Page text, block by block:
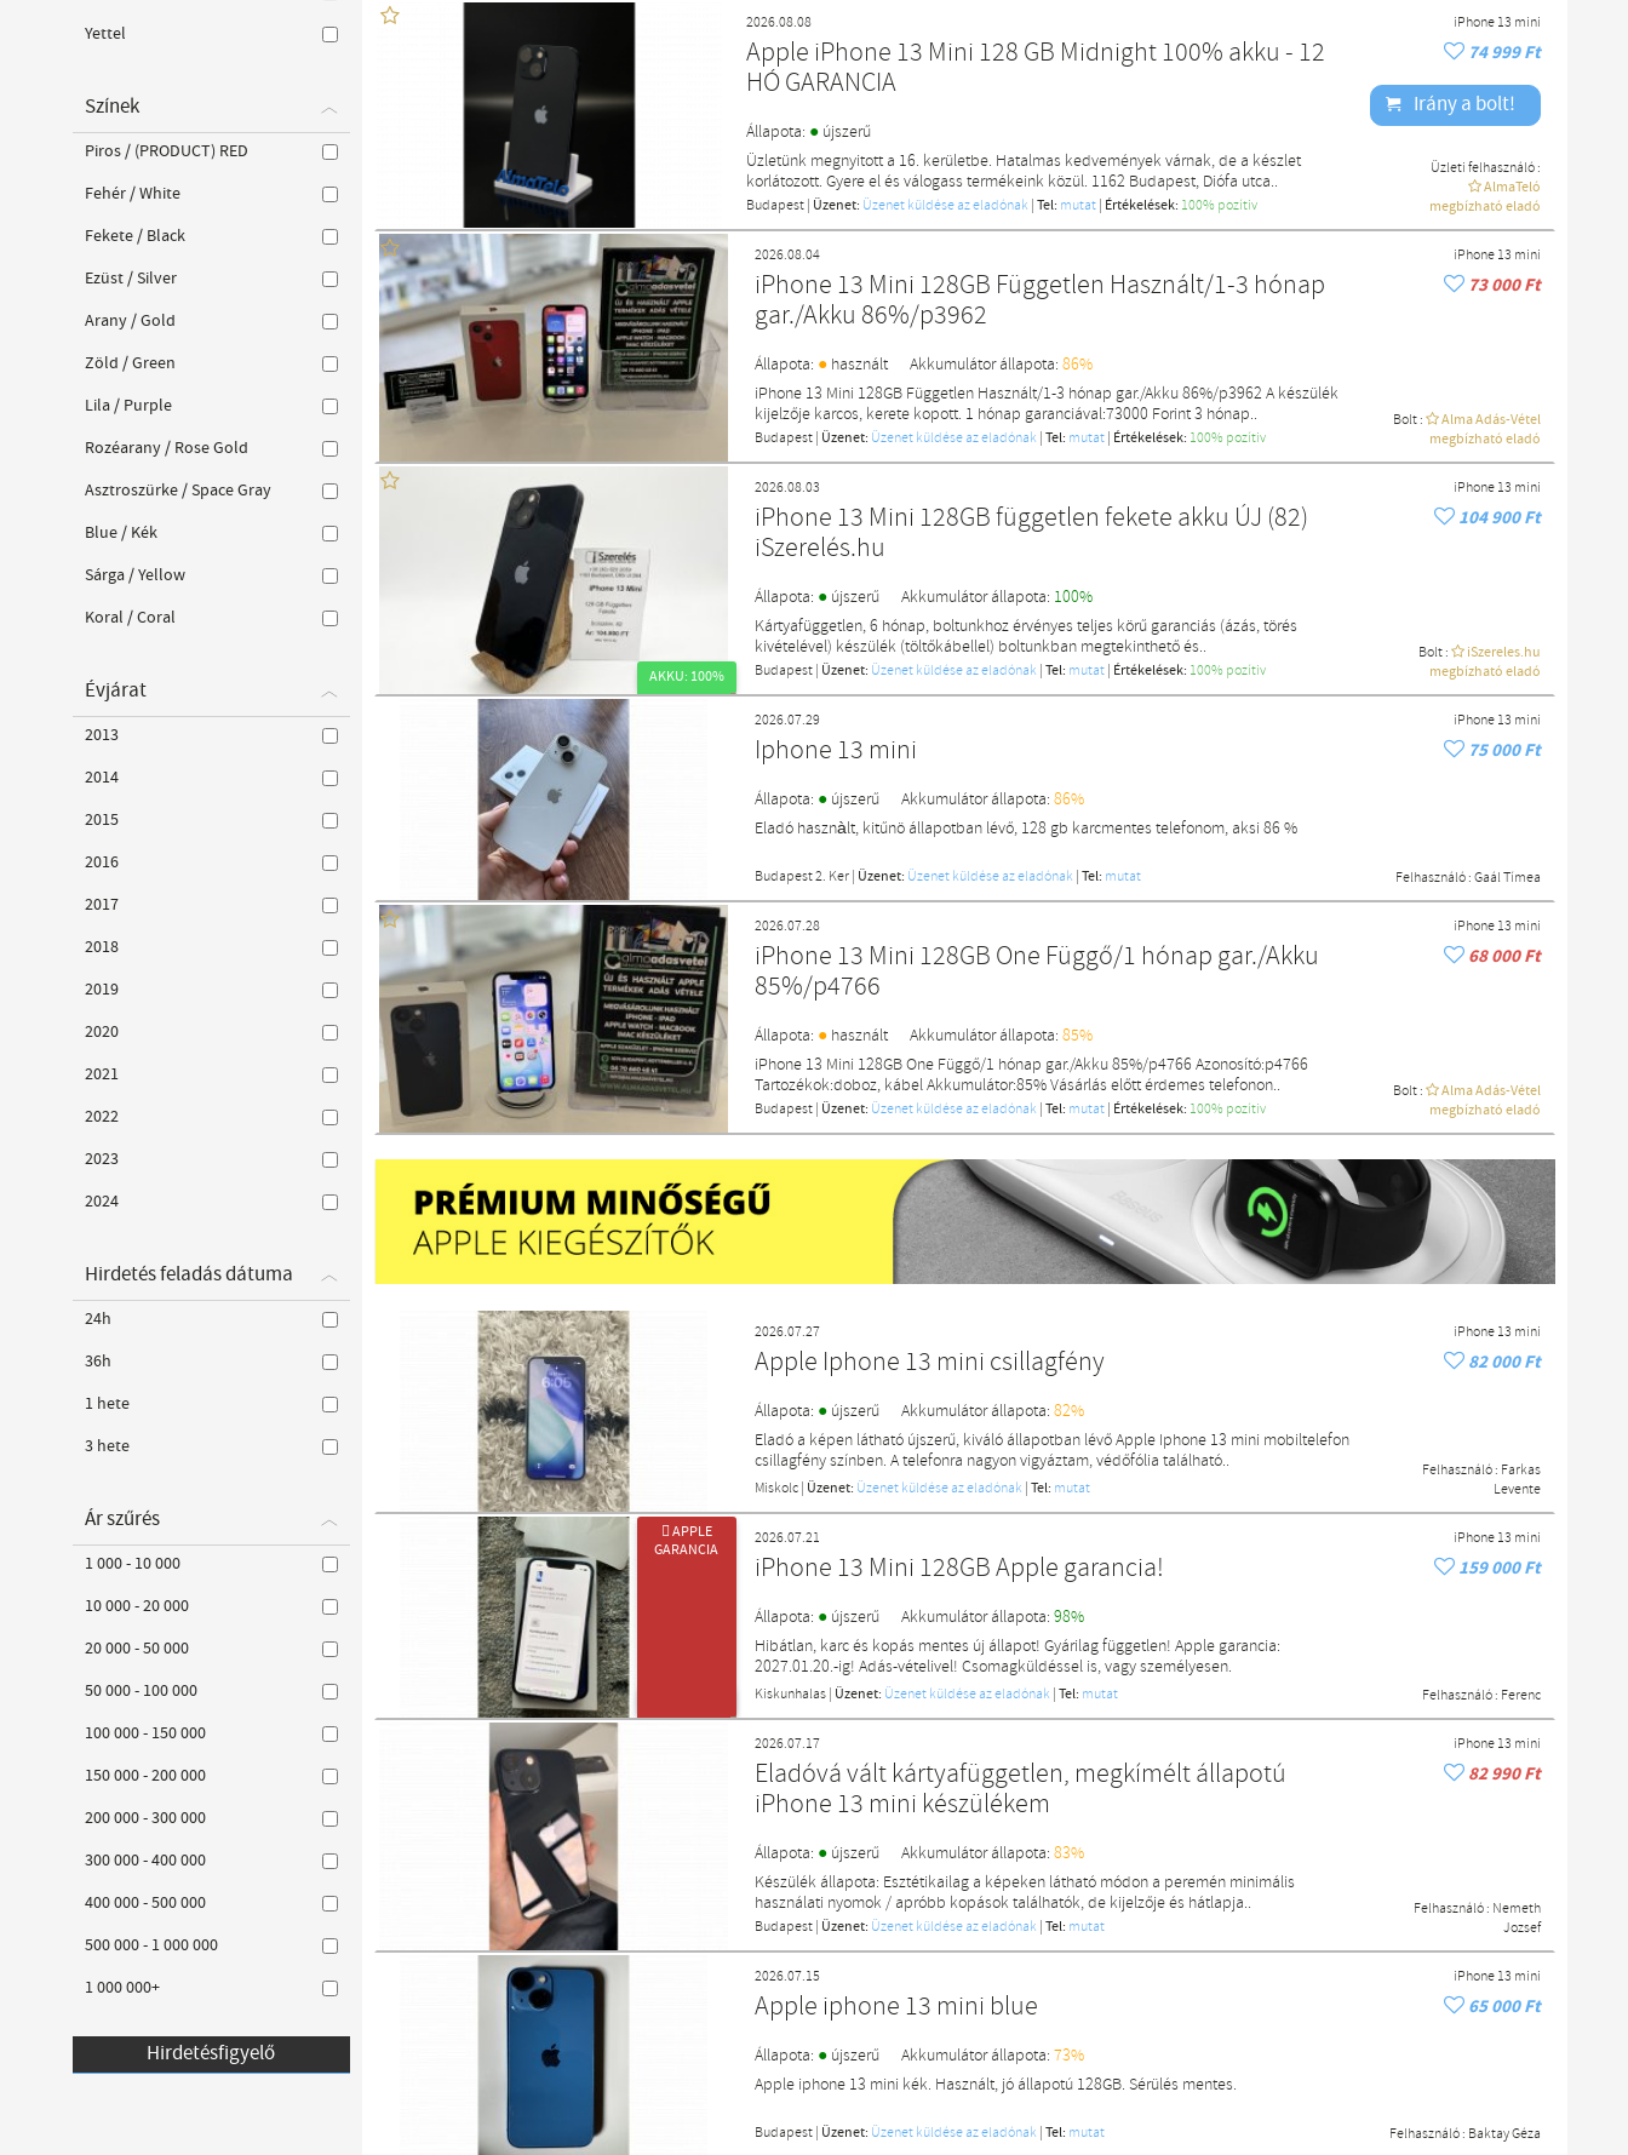
2026.08.08
Apple iPhone 13 Mini 128 GB Midnight 100% akku - 12
HÓ GARANCIA
Állapota: ● újszerű
Üzletünk megnyitott a 16. kerületbe. Hatalmas kedvemények várnak, de a készlet
korlátozott. Gyere el és válogass termékeink közül. 1162 Budapest, Diófa utca..
Budapest | Üzenet: Üzenet küldése az eladónak |Tel: mutat | Értékelések: 100% pozítiv
iPhone 13 mini
74 999 Ft
Irány a bolt!
Üzleti felhasználó :
AlmaTeló
megbízható eladó
2026.08.04
iPhone 13 Mini 128GB Független Használt/1-3 hónap
gar./Akku 86%/p3962
Állapota: ● használt Akkumulátor állapota: 86%
iPhone 13 Mini 128GB Független Használt/1-3 hónap gar./Akku 86%/p3962 A készülék
kijelzője karcos, kerete kopott. 1 hónap garanciával:73000 Forint 3 hónap..
Budapest | Üzenet: Üzenet küldése az eladónak |Tel: mutat | Értékelések: 100% pozítiv
iPhone 13 mini
73 000 Ft
Bolt :
Alma Adás-Vétel
megbízható eladó
AKKU: 100%
2026.08.03
iPhone 13 Mini 128GB független fekete akku ÚJ (82)
iSzerelés.hu
Állapota: ● újszerű Akkumulátor állapota: 100%
Kártyafüggetlen, 6 hónap, boltunkhoz érvényes teljes körű garanciás (ázás, törés
kivételével) készülék (töltőkábellel) boltunkban megtekinthető és..
Budapest | Üzenet: Üzenet küldése az eladónak |Tel: mutat | Értékelések: 100% pozítiv
iPhone 13 mini
104 900 Ft
Bolt :
iSzereles.hu
megbízható eladó
2026.07.29
Iphone 13 mini
Állapota: ● újszerű Akkumulátor állapota: 86%
Eladó hasznàlt, kitűnö állapotban lévő, 128 gb karcmentes telefonom, aksi 86 %
Budapest 2. Ker | Üzenet: Üzenet küldése az eladónak |Tel: mutat
iPhone 13 mini
75 000 Ft
Felhasználó :Gaál Tímea
2026.07.28
iPhone 13 Mini 128GB One Függő/1 hónap gar./Akku
85%/p4766
Állapota: ● használt Akkumulátor állapota: 85%
iPhone 13 Mini 128GB One Függő/1 hónap gar./Akku 85%/p4766 Azonosító:p4766
Tartozékok:doboz, kábel Akkumulátor:85% Vásárlás előtt érdemes telefonon..
Budapest | Üzenet: Üzenet küldése az eladónak |Tel: mutat | Értékelések: 100% pozítiv
iPhone 13 mini
68 000 Ft
Bolt :
Alma Adás-Vétel
megbízható eladó
2026.07.27
Apple Iphone 13 mini csillagfény
Állapota: ● újszerű Akkumulátor állapota: 82%
Eladó a képen látható újszerű, kiváló állapotban lévő Apple Iphone 13 mini mobiltelefon
csillagfény színben. A telefonra nagyon vigyáztam, védőfólia található..
Miskolc Üzenet: Üzenet küldése az eladónak Tel: mutat
iPhone 13 mini
82 000 Ft
Felhasználó : Farkas
Levente
 APPLE
GARANCIA
2026.07.21
iPhone 13 Mini 128GB Apple garancia!
Állapota: ● újszerű Akkumulátor állapota: 98%
Hibátlan, karc és kopás mentes új állapot! Gyárilag független! Apple garancia:
2027.01.20.-ig! Adás-vételivel! Csomagküldéssel is, vagy személyesen.
Kiskunhalas Üzenet: Üzenet küldése az eladónak Tel: mutat
iPhone 13 mini
159 000 Ft
Felhasználó : Ferenc
2026.07.17
Eladóvá vált kártyafüggetlen, megkímélt állapotú
iPhone 13 mini készülékem
Állapota: ● újszerű Akkumulátor állapota: 83%
Készülék állapota: Esztétikailag a képeken látható módon a peremén minimális
használati nyomok / apróbb kopások találhatók, de kijelzője és hátlapja..
Budapest Üzenet: Üzenet küldése az eladónak Tel: mutat
iPhone 13 mini
82 990 Ft
Felhasználó : Nemeth
Jozsef
2026.07.15
Apple iphone 13 mini blue
Állapota: ● újszerű Akkumulátor állapota: 73%
Apple iphone 13 mini kék. Használt, jó állapotú 128GB. Sérülés mentes.
Budapest Üzenet: Üzenet küldése az eladónak Tel: mutat
iPhone 13 mini
65 000 Ft
Felhasználó : Baktay Géza
Yettel
Színek
Piros / (PRODUCT) RED
Fehér / White
Fekete / Black
Ezüst / Silver
Arany / Gold
Zöld / Green
Lila / Purple
Rozéarany / Rose Gold
Asztroszürke / Space Gray
Blue / Kék
Sárga / Yellow
Koral / Coral
Évjárat
2013
2014
2015
2016
2017
2018
2019
2020
2021
2022
2023
2024
Hirdetés feladás dátuma
24h
36h
1 hete
3 hete
Ár szűrés
1 000 - 10 000
10 000 - 20 000
20 000 - 50 000
50 000 - 100 000
100 000 - 150 000
150 000 - 200 000
200 000 - 300 000
300 000 - 400 000
400 000 - 500 000
500 000 - 1 000 000
1 000 000+
Hirdetésfigyelő